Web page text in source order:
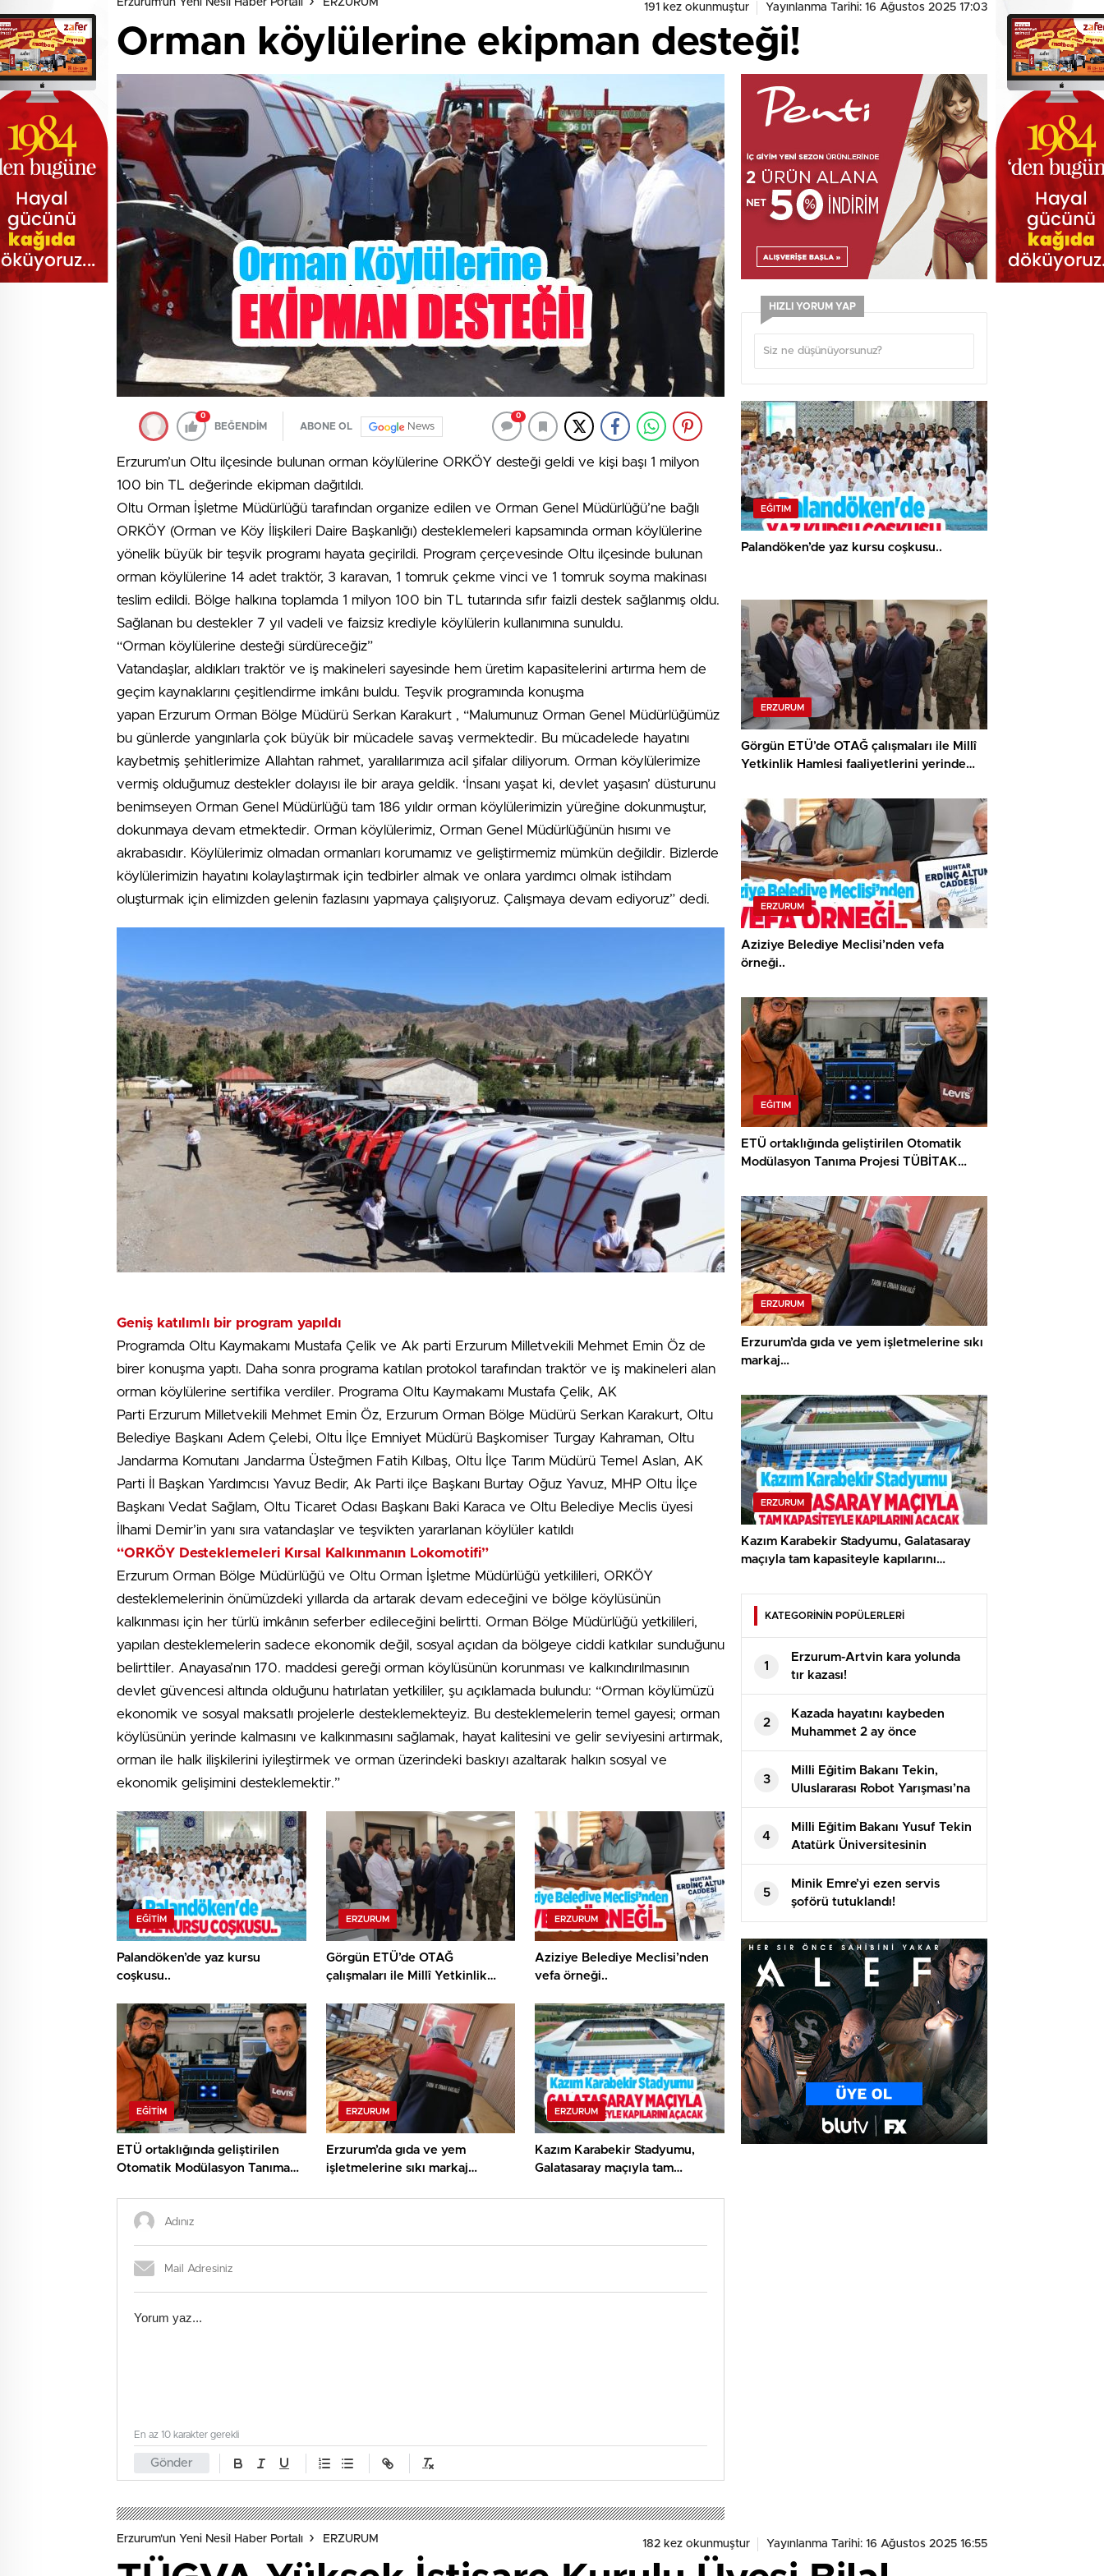
Erzurum'un Yeni Nesil Haber Portalı ERZURUM 191 kez okunmuştur Yayınlanma Tarihi: 16 Ağustos 2025 17:03
Orman köylülerine ekipman desteği!
0
BEĞENDİM ABONE OL News
0
Erzurum’un Oltu ilçesinde bulunan orman köylülerine ORKÖY desteği geldi ve kişi başı 1 milyon
100 bin TL değerinde ekipman dağıtıldı.
Oltu Orman İşletme Müdürlüğü tarafından organize edilen ve Orman Genel Müdürlüğü’ne bağlı
ORKÖY (Orman ve Köy İlişkileri Daire Başkanlığı) desteklemeleri kapsamında orman köylülerine
yönelik büyük bir teşvik programı hayata geçirildi. Program çerçevesinde Oltu ilçesinde bulunan
orman köylülerine 14 adet traktör, 3 karavan, 1 tomruk çekme vinci ve 1 tomruk soyma makinası
teslim edildi. Bölge halkına toplamda 1 milyon 100 bin TL tutarında sıfır faizli destek sağlanmış oldu.
Sağlanan bu destekler 7 yıl vadeli ve faizsiz krediyle köylülerin kullanımına sunuldu.
“Orman köylülerine desteği sürdüreceğiz”
Vatandaşlar, aldıkları traktör ve iş makineleri sayesinde hem üretim kapasitelerini artırma hem de
geçim kaynaklarını çeşitlendirme imkânı buldu. Teşvik programında konuşma
yapan Erzurum Orman Bölge Müdürü Serkan Karakurt , “Malumunuz Orman Genel Müdürlüğümüz
bu günlerde yangınlarla çok büyük bir mücadele savaş vermektedir. Bu mücadelede hayatını
kaybetmiş şehitlerimize Allahtan rahmet, yaralılarımıza acil şifalar diliyorum. Orman köylülerimize
vermiş olduğumuz destekler dolayısı ile bir araya geldik. ‘İnsanı yaşat ki, devlet yaşasın’ düsturunu
benimseyen Orman Genel Müdürlüğü tam 186 yıldır orman köylülerimizin yüreğine dokunmuştur,
dokunmaya devam etmektedir. Orman köylülerimiz, Orman Genel Müdürlüğünün hısımı ve
akrabasıdır. Köylülerimiz olmadan ormanları korumamız ve geliştirmemiz mümkün değildir. Bizlerde
köylülerimizin hayatını kolaylaştırmak için tedbirler almak ve onlara yardımcı olmak istihdam
oluşturmak için elimizden gelenin fazlasını yapmaya çalışıyoruz. Çalışmaya devam ediyoruz” dedi.
Geniş katılımlı bir program yapıldı
Programda Oltu Kaymakamı Mustafa Çelik ve Ak parti Erzurum Milletvekili Mehmet Emin Öz de
birer konuşma yaptı. Daha sonra programa katılan protokol tarafından traktör ve iş makineleri alan
orman köylülerine sertifika verdiler. Programa Oltu Kaymakamı Mustafa Çelik, AK
Parti Erzurum Milletvekili Mehmet Emin Öz, Erzurum Orman Bölge Müdürü Serkan Karakurt, Oltu
Belediye Başkanı Adem Çelebi, Oltu İlçe Emniyet Müdürü Başkomiser Turgay Kahraman, Oltu
Jandarma Komutanı Jandarma Üsteğmen Fatih Kılbaş, Oltu İlçe Tarım Müdürü Temel Aslan, AK
Parti İl Başkan Yardımcısı Yavuz Bedir, Ak Parti ilçe Başkanı Burtay Oğuz Yavuz, MHP Oltu İlçe
Başkanı Vedat Sağlam, Oltu Ticaret Odası Başkanı Baki Karaca ve Oltu Belediye Meclis üyesi
İlhami Demir’in yanı sıra vatandaşlar ve teşvikten yararlanan köylüler katıldı
“ORKÖY Desteklemeleri Kırsal Kalkınmanın Lokomotifi”
Erzurum Orman Bölge Müdürlüğü ve Oltu Orman İşletme Müdürlüğü yetkilileri, ORKÖY
desteklemelerinin önümüzdeki yıllarda da artarak devam edeceğini ve bölge köylüsünün
kalkınması için her türlü imkânın seferber edileceğini belirtti. Orman Bölge Müdürlüğü yetkilileri,
yapılan desteklemelerin sadece ekonomik değil, sosyal açıdan da bölgeye ciddi katkılar sunduğunu
belirttiler. Anayasa’nın 170. maddesi gereği orman köylüsünün korunması ve kalkındırılmasının
devlet güvencesi altında olduğunu hatırlatan yetkililer, şu açıklamada bulundu: “Orman köylümüzü
ekonomik ve sosyal maksatlı projelerle desteklemekteyiz. Bu desteklemelerin temel gayesi; orman
köylüsünün yerinde kalmasını ve kalkınmasını sağlamak, hayat kalitesini ve gelir seviyesini artırmak,
orman ile halk ilişkilerini iyileştirmek ve orman üzerindeki baskıyı azaltarak halkın sosyal ve
ekonomik gelişimini desteklemektir.”
EĞITIM
Palandöken’de yaz kursu
coşkusu..
ERZURUM
Görgün ETÜ’de OTAĞ
çalışmaları ile Millî Yetkinlik
gördü…
ERZURUM
Aziziye Belediye Meclisi’nden
vefa örneği..
EĞITIM
ETÜ ortaklığında geliştirilen
Otomatik Modülasyon Tanıma
ERZURUM
Erzurum’da gıda ve yem
işletmelerine sıkı markaj…
ERZURUM
Kazım Karabekir Stadyumu,
Galatasaray maçıyla tam
Gönder
En az 10 karakter gerekli
HIZLI YORUM YAP
EĞITIM
Palandöken’de yaz kursu coşkusu..
ERZURUM
Görgün ETÜ’de OTAĞ çalışmaları ile Millî
Yetkinlik Hamlesi faaliyetlerini yerinde
ERZURUM
Aziziye Belediye Meclisi’nden vefa
örneği..
EĞITIM
ETÜ ortaklığında geliştirilen Otomatik
Modülasyon Tanıma Projesi TÜBİTAK
ERZURUM
Erzurum’da gıda ve yem işletmelerine sıkı
markaj…
ERZURUM
Kazım Karabekir Stadyumu, Galatasaray
maçıyla tam kapasiteyle kapılarını
KATEGORİNİN POPÜLERLERİ
1
Erzurum-Artvin kara yolunda
tır kazası!
2
Kazada hayatını kaybeden
Muhammet 2 ay önce
evlenmişti!
3
Milli Eğitim Bakanı Tekin,
Uluslararası Robot Yarışması’na
katılan öğrencilerle bir araya
geldi
4
Milli Eğitim Bakanı Yusuf Tekin
Atatürk Üniversitesinin
akademik yılı açılış töreninde
konuştu
5
Minik Emre’yi ezen servis
şoförü tutuklandı!
Erzurum'un Yeni Nesil Haber Portalı ERZURUM 182 kez okunmuştur Yayınlanma Tarihi: 16 Ağustos 2025 16:55